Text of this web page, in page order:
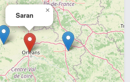
Saran
×